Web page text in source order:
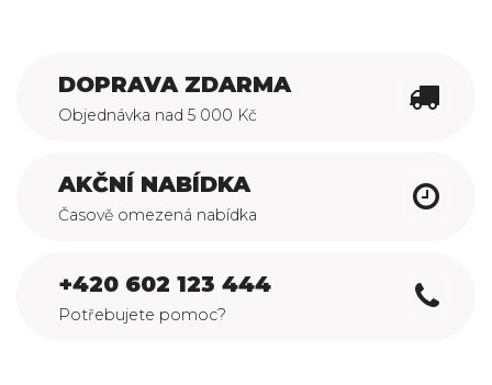
DOPRAVA ZDARMA
Objednávka nad 5 000 Kč
AKČNÍ NABÍDKA
Časově omezená nabídka
+420 602 123 444
Potřebujete pomoc?